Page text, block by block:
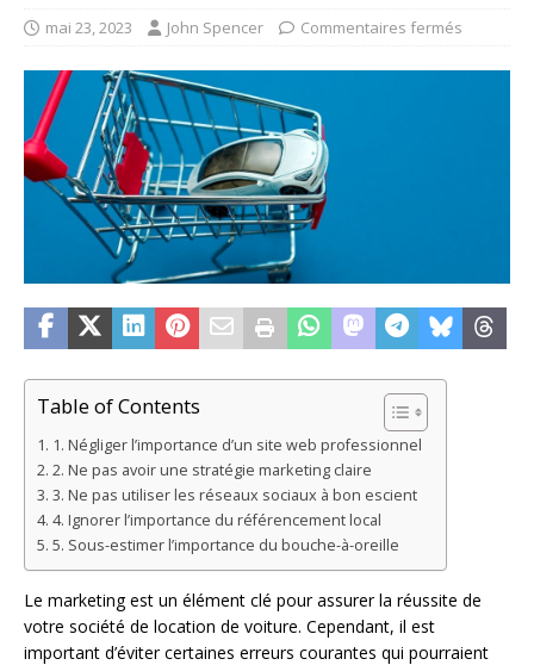
mai 23, 2023 John Spencer Commentaires fermés
Table of Contents
1. Négliger l’importance d’un site web professionnel
2. Ne pas avoir une stratégie marketing claire
3. Ne pas utiliser les réseaux sociaux à bon escient
4. Ignorer l’importance du référencement local
5. Sous-estimer l’importance du bouche-à-oreille
Le marketing est un élément clé pour assurer la réussite de
votre société de location de voiture. Cependant, il est
important d’éviter certaines erreurs courantes qui pourraient